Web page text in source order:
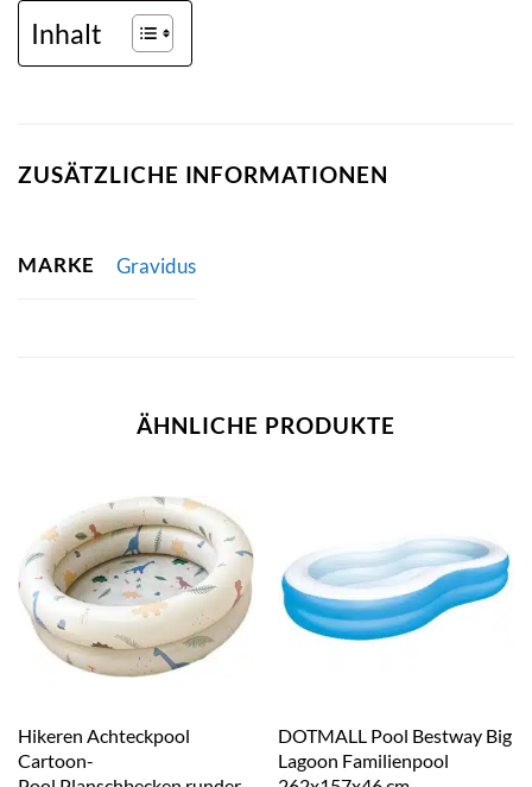
Inhalt
ZUSÄTZLICHE INFORMATIONEN
MARKE Gravidus
ÄHNLICHE PRODUKTE
Hikeren Achteckpool
Cartoon-
DOTMALL Pool Bestway Big
Lagoon Familienpool